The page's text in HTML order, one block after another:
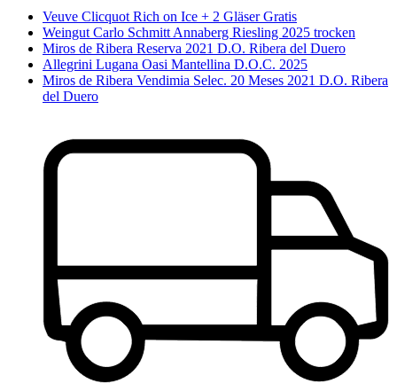
Veuve Clicquot Rich on Ice + 2 Gläser Gratis
Weingut Carlo Schmitt Annaberg Riesling 2025 trocken
Miros de Ribera Reserva 2021 D.O. Ribera del Duero
Allegrini Lugana Oasi Mantellina D.O.C. 2025
Miros de Ribera Vendimia Selec. 20 Meses 2021 D.O. Ribera
del Duero